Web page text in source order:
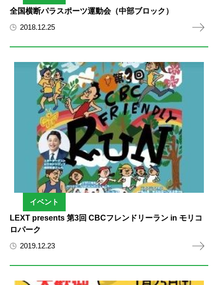
全国横断パラスポーツ運動会（中部ブロック）
2018.12.25
イベント
LEXT presents 第3回 CBCフレンドリーラン in モリコ
ロパーク
2019.12.23